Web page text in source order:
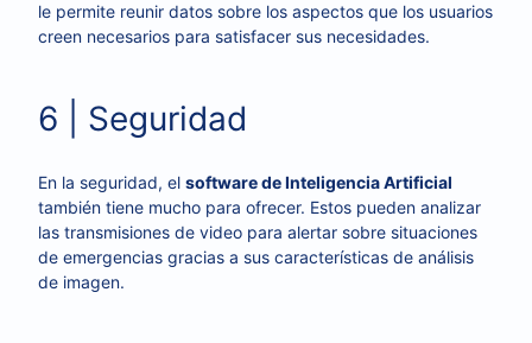
le permite reunir datos sobre los aspectos que los usuarios
creen necesarios para satisfacer sus necesidades.
6 | Seguridad
En la seguridad, el software de Inteligencia Artificial
también tiene mucho para ofrecer. Estos pueden analizar
las transmisiones de video para alertar sobre situaciones
de emergencias gracias a sus características de análisis
de imagen.